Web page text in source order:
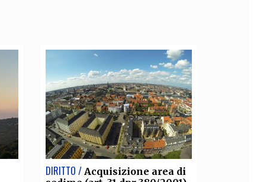
Medicina
Musica,
DIRITTO / Acquisizione area di